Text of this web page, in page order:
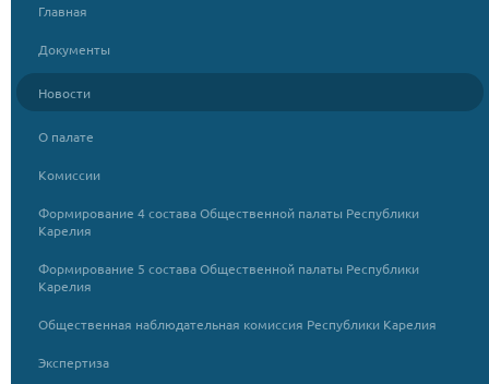
Главная
Документы
Новости
О палате
Комиссии
Формирование 4 состава Общественной палаты Республики
Карелия
Формирование 5 состава Общественной палаты Республики
Карелия
Общественная наблюдательная комиссия Республики Карелия
Экспертиза